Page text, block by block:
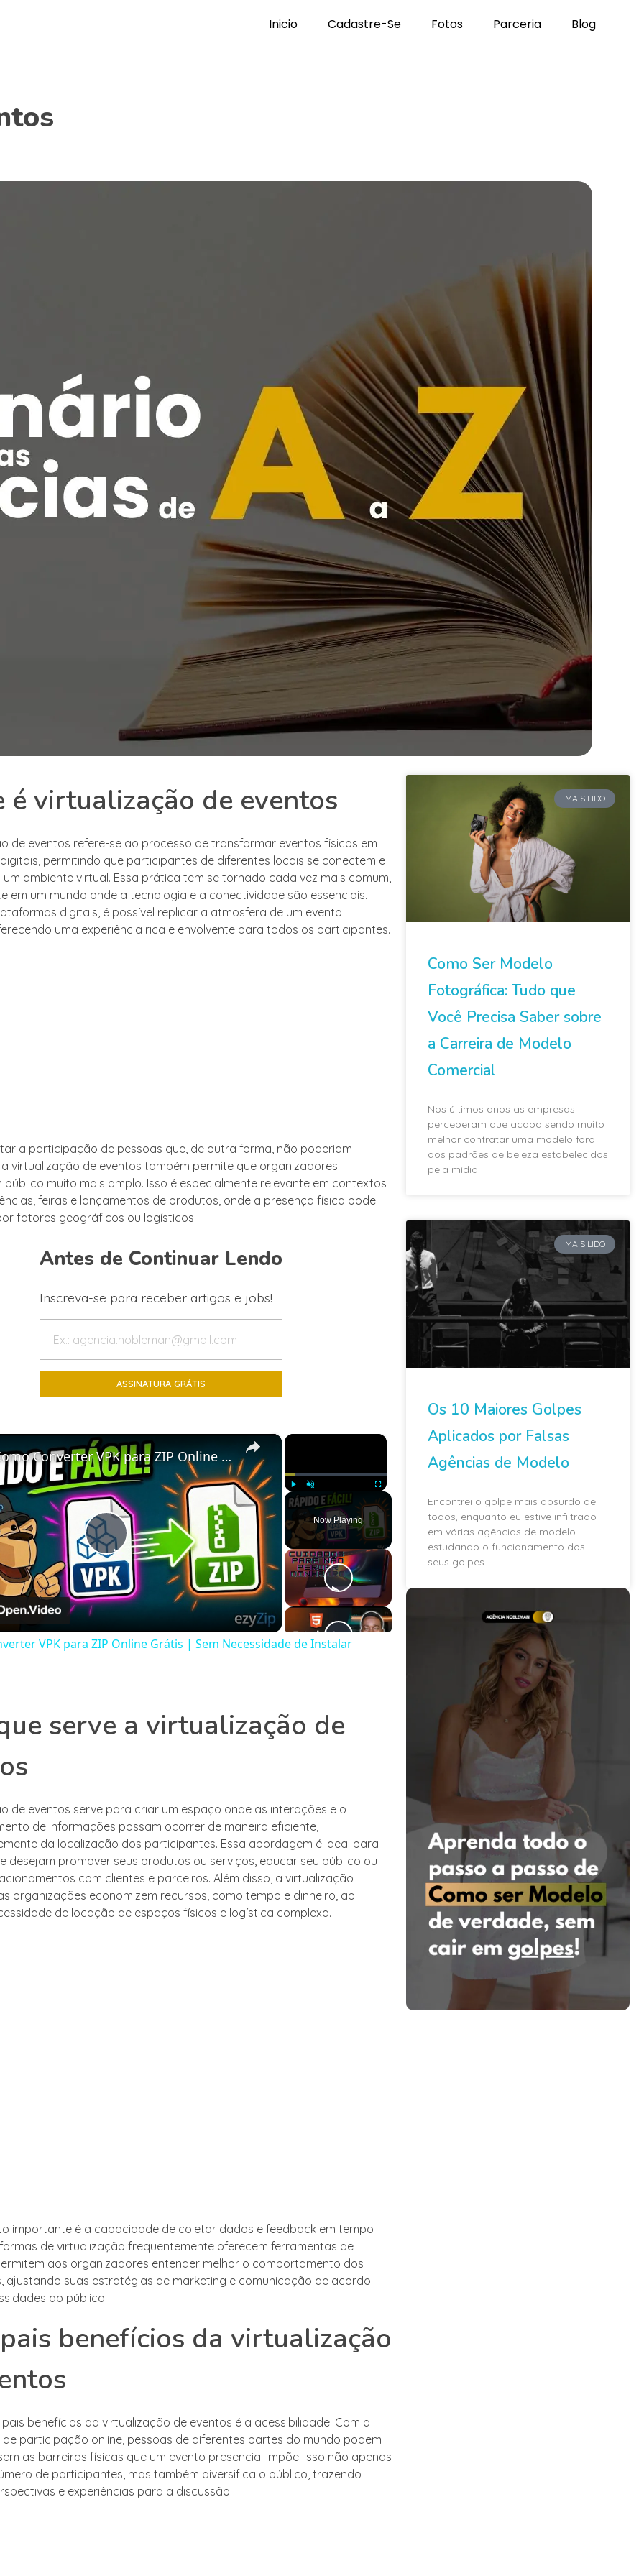
Inicio Cadastre-Se Fotos Parceria Blog
é virtualização de eventos
de eventos refere-se ao processo de transformar eventos físicos em
permitindo que participantes de diferentes locais se conectem e
ambiente virtual. Essa prática tem se tornado cada vez mais comum,
em um mundo onde a tecnologia e a conectividade são essenciais.
digitais, é possível replicar a atmosfera de um evento
uma experiência rica e envolvente para todos os participantes.
a participação de pessoas que, de outra forma, não poderiam
virtualização de eventos também permite que organizadores
público muito mais amplo. Isso é especialmente relevante em contextos
feiras e lançamentos de produtos, onde a presença física pode
fatores geográficos ou logísticos.
Antes de Continuar Lendo
Inscreva-se para receber artigos e jobs!
×
Play Unmute Fullscreen
Now Playing
×
Play
Video
Converter VPK para ZIP Online Grátis | Sem Necessidade de Instalar Software
VPK para ZIP Online Grátis | Sem Necessidade de Instalar
serve a virtualização de
de eventos serve para criar um espaço onde as interações e o
de informações possam ocorrer de maneira eficiente,
da localização dos participantes. Essa abordagem é ideal para
desejam promover seus produtos ou serviços, educar seu público ou
com clientes e parceiros. Além disso, a virtualização
organizações economizem recursos, como tempo e dinheiro, ao
de locação de espaços físicos e logística complexa.
importante é a capacidade de coletar dados e feedback em tempo
de virtualização frequentemente oferecem ferramentas de
aos organizadores entender melhor o comportamento dos
ajustando suas estratégias de marketing e comunicação de acordo
do público.
benefícios da virtualização
benefícios da virtualização de eventos é a acessibilidade. Com a
participação online, pessoas de diferentes partes do mundo podem
as barreiras físicas que um evento presencial impõe. Isso não apenas
de participantes, mas também diversifica o público, trazendo
e experiências para a discussão.
MAIS LIDO
Como Ser Modelo
Fotográfica: Tudo que
Você Precisa Saber sobre
a Carreira de Modelo
Comercial
Nos últimos anos as empresas
perceberam que acaba sendo muito
melhor contratar uma modelo fora
dos padrões de beleza estabelecidos
pela mídia
MAIS LIDO
Os 10 Maiores Golpes
Aplicados por Falsas
Agências de Modelo
Encontrei o golpe mais absurdo de
todos, enquanto eu estive infiltrado
em várias agências de modelo
estudando o funcionamento dos
seus golpes